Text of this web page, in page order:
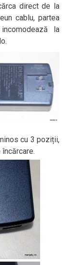
direct de la
cablu, partea
la
cu 3 poziții,